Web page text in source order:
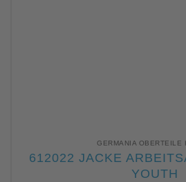
GERMANIA OBERTEILE
612022 JACKE
YOUTH